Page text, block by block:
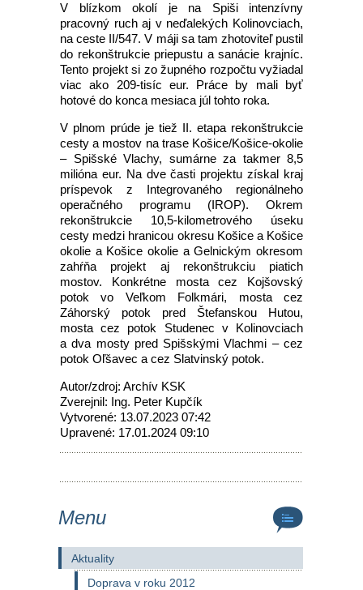
V blízkom okolí je na Spiši intenzívny
pracovný ruch aj v neďalekých Kolinovciach,
na ceste II/547. V máji sa tam zhotoviteľ pustil
do rekonštrukcie priepustu a sanácie krajníc.
Tento projekt si zo župného rozpočtu vyžiadal
viac ako 209-tisíc eur. Práce by mali byť
hotové do konca mesiaca júl tohto roka.
V plnom prúde je tiež II. etapa rekonštrukcie
cesty a mostov na trase Košice/Košice-okolie
– Spišské Vlachy, sumárne za takmer 8,5
milióna eur. Na dve časti projektu získal kraj
príspevok z Integrovaného regionálneho
operačného programu (IROP). Okrem
rekonštrukcie 10,5-kilometrového úseku
cesty medzi hranicou okresu Košice a Košice
okolie a Košice okolie a Gelnickým okresom
zahŕňa projekt aj rekonštrukciu piatich
mostov. Konkrétne mosta cez Kojšovský
potok vo Veľkom Folkmári, mosta cez
Záhorský potok pred Štefanskou Hutou,
mosta cez potok Studenec v Kolinovciach
a dva mosty pred Spišskými Vlachmi – cez
potok Oľšavec a cez Slatvinský potok.
Autor/zdroj: Archív KSK
Zverejnil: Ing. Peter Kupčík
Vytvorené: 13.07.2023 07:42
Upravené: 17.01.2024 09:10
Menu
Aktuality
Doprava v roku 2012